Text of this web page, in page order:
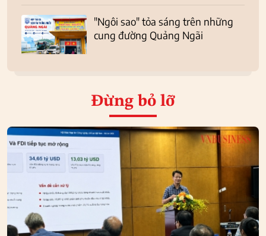
"Ngôi sao" tỏa sáng trên những
cung đường Quảng Ngãi
Đừng bỏ lỡ